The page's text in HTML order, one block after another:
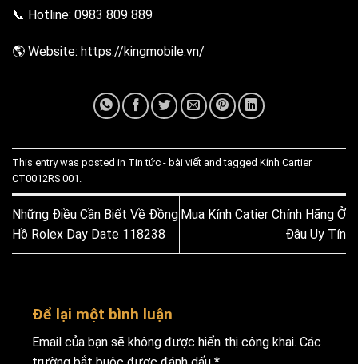
📞 Hotline: 0983 809 889
🌎 Website: https://kingmobile.vn/
This entry was posted in Tin tức - bài viết and tagged Kính Cartier
CT0012RS 001
Những Điều Cần Biết Về Đồng
Hồ Rolex Day Date 118238
Mua Kính Catier Chính Hãng Ở
Đâu Uy Tín
Để lại một bình luận
Email của bạn sẽ không được hiển thị công khai. Các